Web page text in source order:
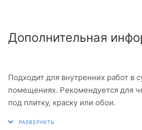
Дополнительная
Подходит для внутренних работ в
помещениях. Рекомендуется для
под плитку, краску или обои.